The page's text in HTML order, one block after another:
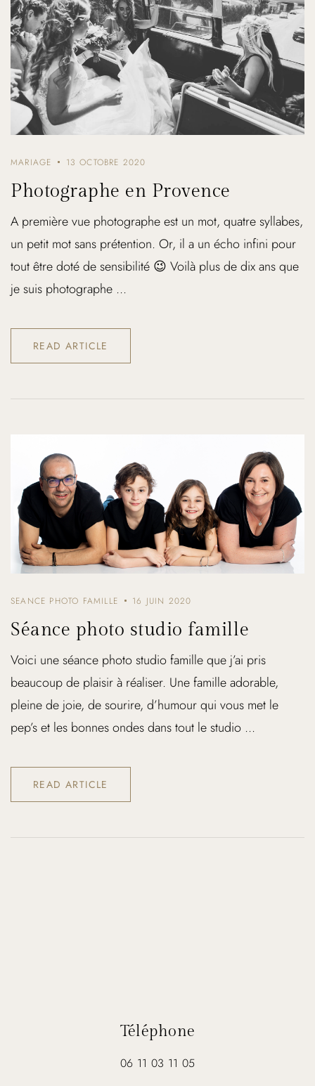
MARIAGE 13 OCTOBRE 2020
Photographe en Provence
A première vue photographe est un mot, quatre syllabes,
un petit mot sans prétention. Or, il a un écho infini pour
tout être doté de sensibilité 😉 Voilà plus de dix ans que
je suis photographe ...
READ ARTICLE
SEANCE PHOTO FAMILLE 16 JUIN 2020
Séance photo studio famille
Voici une séance photo studio famille que j’ai pris
beaucoup de plaisir à réaliser. Une famille adorable,
pleine de joie, de sourire, d’humour qui vous met le
pep’s et les bonnes ondes dans tout le studio ...
READ ARTICLE
Téléphone
06 11 03 11 05